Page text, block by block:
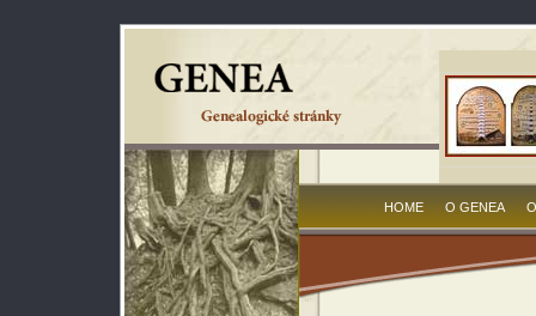
HOME O GENEA